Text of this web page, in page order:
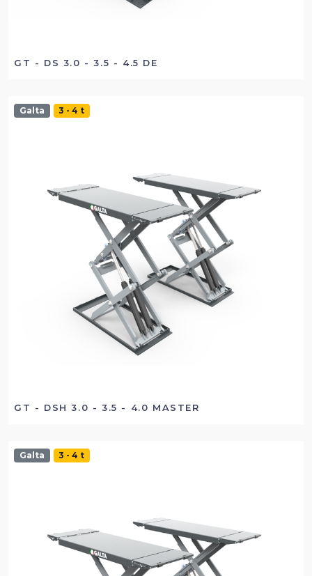
GT - DS 3.0 - 3.5 - 4.5 DE
Galta 3 - 4 t
GT - DSH 3.0 - 3.5 - 4.0 MASTER
Galta 3 - 4 t